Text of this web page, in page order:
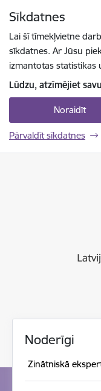
Sīkdatnes
Lai šī tīmekļvietne
sīkdatnes. Ar Jūsu
izmantotas statistikas
Lūdzu, atzīmējiet
Noraidīt
Pārvaldīt sīkdatnes
Noderīgi
Zinātniskā